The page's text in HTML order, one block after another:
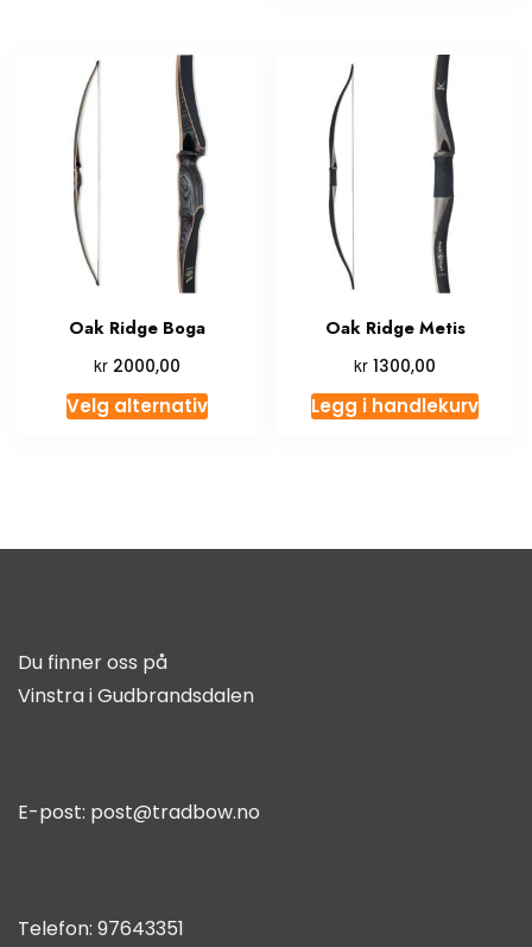
Oak Ridge Boga
kr2000,00
Velg alternativ
Oak Ridge Metis
kr 1300,00
Legg i handlekurv
Du finner oss på
Vinstra i Gudbrandsdalen
E-post: post@tradbow.no
Telefon: 97643351